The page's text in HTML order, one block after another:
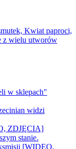
Kwiat paproci,
z wielu utworów
w sklepach"
widzi
ZDJĘCIA]
stanie.
[WIDEO,